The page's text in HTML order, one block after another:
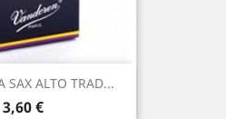
ALTO TRAD...
Τιμή
3,60 €